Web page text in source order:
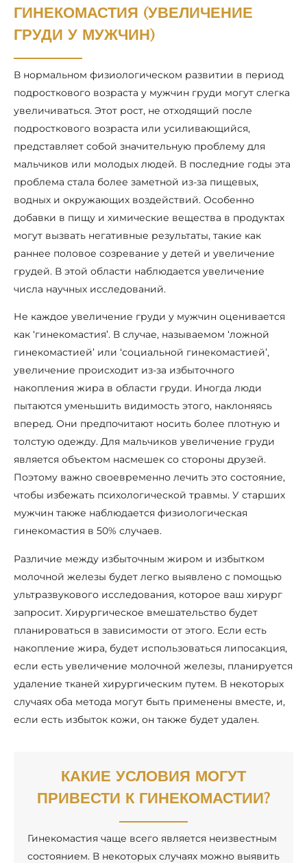
ГИНЕКОМАСТИЯ (УВЕЛИЧЕНИЕ
ГРУДИ У МУЖЧИН)
В нормальном физиологическом развитии в период
подросткового возраста у мужчин груди могут слегка
увеличиваться. Этот рост, не отходящий после
подросткового возраста или усиливающийся,
представляет собой значительную проблему для
мальчиков или молодых людей. В последние годы эта
проблема стала более заметной из-за пищевых,
водных и окружающих воздействий. Особенно
добавки в пищу и химические вещества в продуктах
могут вызвать негативные результаты, такие как
раннее половое созревание у детей и увеличение
грудей. В этой области наблюдается увеличение
числа научных исследований.
Не каждое увеличение груди у мужчин оценивается
как ‘гинекомастия’. В случае, называемом ‘ложной
гинекомастией’ или ‘социальной гинекомастией’,
увеличение происходит из-за избыточного
накопления жира в области груди. Иногда люди
пытаются уменьшить видимость этого, наклоняясь
вперед. Они предпочитают носить более плотную и
толстую одежду. Для мальчиков увеличение груди
является объектом насмешек со стороны друзей.
Поэтому важно своевременно лечить это состояние,
чтобы избежать психологической травмы. У старших
мужчин также наблюдается физиологическая
гинекомастия в 50% случаев.
Различие между избыточным жиром и избытком
молочной железы будет легко выявлено с помощью
ультразвукового исследования, которое ваш хирург
запросит. Хирургическое вмешательство будет
планироваться в зависимости от этого. Если есть
накопление жира, будет использоваться липосакция,
если есть увеличение молочной железы, планируется
удаление тканей хирургическим путем. В некоторых
случаях оба метода могут быть применены вместе, и,
если есть избыток кожи, он также будет удален.
КАКИЕ УСЛОВИЯ МОГУТ
ПРИВЕСТИ К ГИНЕКОМАСТИИ?
Гинекомастия чаще всего является неизвестным
состоянием. В некоторых случаях можно выявить